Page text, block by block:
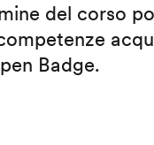
del corso
Badge.